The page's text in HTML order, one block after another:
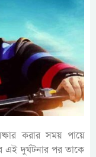
করার সময় পায়ে
এই দুর্ঘটনার পর তাকে